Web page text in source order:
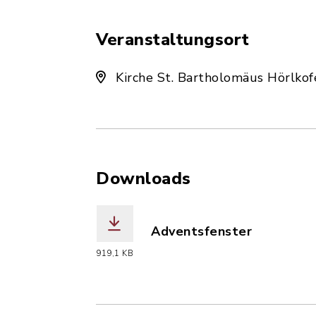
Veranstaltungsort
Kirche St. Bartholomäus
Downloads
919,1 KB
Adventsfenster